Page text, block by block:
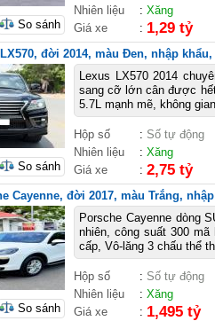
Nhiên liệu
: Xăng
Giá xe
: 1,29 tỷ
So sánh
đời 2014, màu Đen, nhập
Lexus LX570 2014
sang cỡ lớn cân được
5.7L mạnh mẽ, không
Hộp số : Số tự động
Nhiên liệu
: Xăng
Giá xe
: 2,75 tỷ
So sánh
Cayenne, đời 2017, màu Trắng,
Porsche Cayenne dòng
nhiên, công suất 300
cấp, Vô-lăng 3 chấu thể
Hộp số : Số tự động
Nhiên liệu
: Xăng
Giá xe
: 1,495 tỷ
So sánh